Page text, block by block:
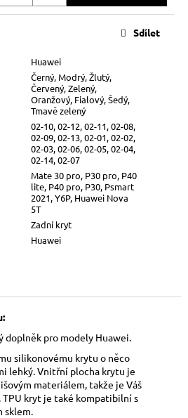
Huawei
Černý, Modrý, Žlutý,
Červený, Zelený,
Oranžový, Fialový, Šedý,
Tmavě zelený
02-10, 02-12, 02-11, 02-08,
02-09, 02-13, 02-01, 02-02,
02-03, 02-06, 02-05, 02-04,
02-14, 02-07
Mate 30 pro, P30 pro, P40
lite, P40 pro, P30, Psmart
2021, Y6P, Huawei Nova
5T
Zadní kryt
Huawei
Sdílet
doplněk pro modely Huawei.
silikonovému krytu o něco
lehký. Vnitřní plocha krytu je
materiálem, takže je Váš
kryt je také kompatibilní s